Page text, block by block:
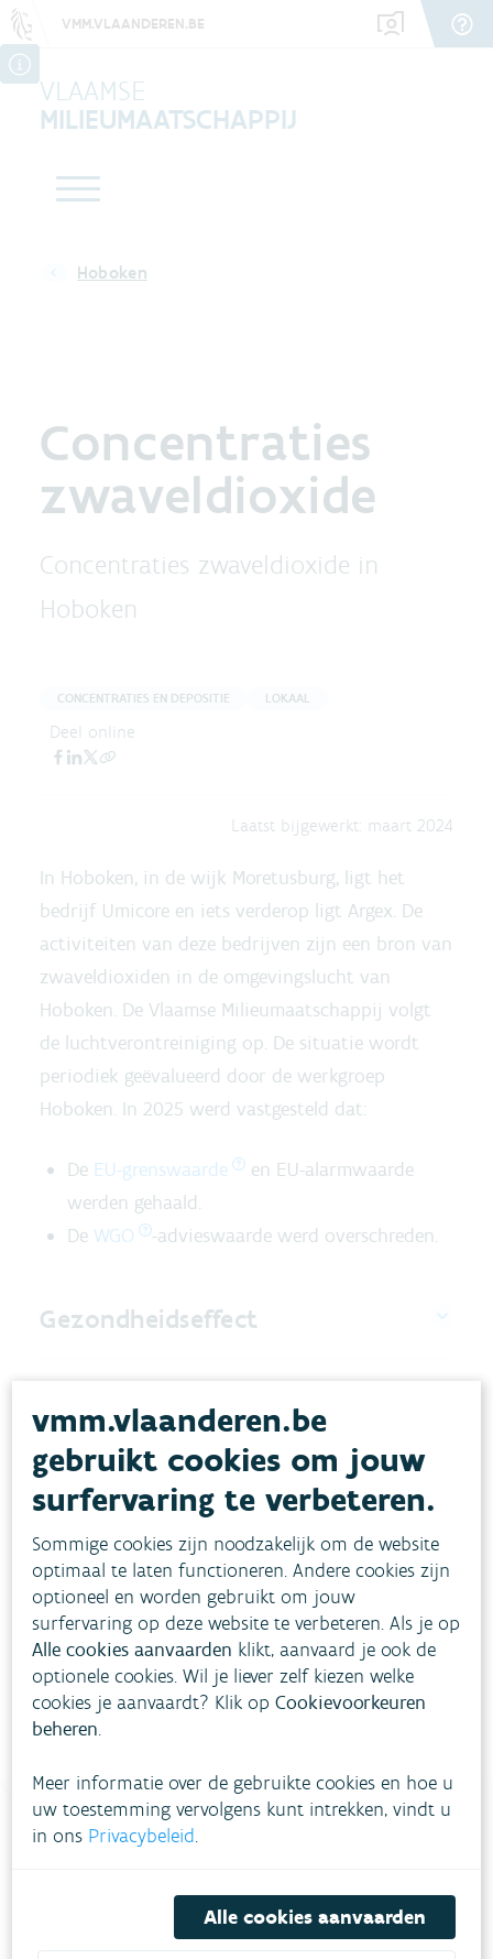
VMM.VLAANDEREN.BE
VLAAMSE
MILIEUMAATSCHAPPIJ
Hoboken
Concentraties
zwaveldioxide
Concentraties zwaveldioxide in
Hoboken
CONCENTRATIES EN DEPOSITIE LOKAAL
Deel online
Laatst bijgewerkt: maart 2024
In Hoboken, in de wijk Moretusburg, ligt het
bedrijf Umicore en iets verderop ligt Argex. De
activiteiten van deze bedrijven zijn een bron van
zwaveldioxiden in de omgevingslucht van
Hoboken. De Vlaamse Milieumaatschappij volgt
de luchtverontreiniging op. De situatie wordt
periodiek geëvalueerd door de werkgroep
Hoboken. In 2025 werd vastgesteld dat:
De EU-grenswaarde
en EU-alarmwaarde
werden gehaald.
De WGO -advieswaarde werd overschreden.
Gezondheidseffect
Evolutie
Hoe pakken we dit aan?
Meer informatie
Bekijk het overzicht van meestgestelde vragen.
vmm.vlaanderen.be
gebruikt cookies om jouw
surfervaring te verbeteren.
Sommige cookies zijn noodzakelijk om de website
optimaal te laten functioneren. Andere cookies zijn
optioneel en worden gebruikt om jouw
surfervaring op deze website te verbeteren. Als je op
Alle cookies aanvaarden klikt, aanvaard je ook de
optionele cookies. Wil je liever zelf kiezen welke
cookies je aanvaardt? Klik opCookievoorkeuren
beheren.
Meer informatie over de gebruikte cookies en hoe u
uw toestemming vervolgens kunt intrekken, vindt u
in ons Privacybeleid.
Alle cookies aanvaarden